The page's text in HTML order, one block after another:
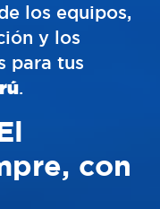
los equipos,
y los
para tus
.
con